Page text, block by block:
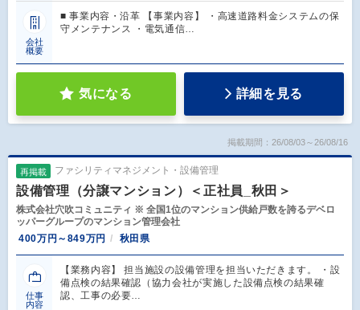
会社
概要
■ 事業内容・沿革 【事業内容】 ・高速道路料金システムの保
守メンテナンス ・電気通信…
気になる 詳細を見る
掲載期間：26/08/03～26/08/16
再掲載 ファシリティマネジメント・設備管理
設備管理（分譲マンション）＜正社員_秋田＞
株式会社穴吹コミュニティ ※ 全国1位のマンション供給戸数を誇るデベロ
ッパーグループのマンション管理会社
400万円～849万円
秋田県
仕事
内容
【業務内容】 担当施設の設備管理を担当いただきます。 ・設
備点検の結果確認（協力会社が実施した設備点検の結果確
認、工事の必要…